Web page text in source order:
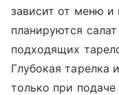
зависит от меню и
планируются
подходящих
Глубокая тарелка
только при